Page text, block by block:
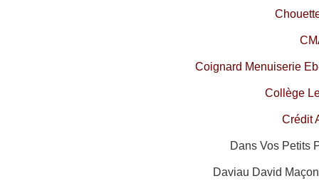
Coignard Menuiserie
Collège
Crédit
Dans Vos Petits
Daviau David